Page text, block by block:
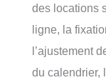
des locations
ligne, la
l’ajustement
du calendrier,